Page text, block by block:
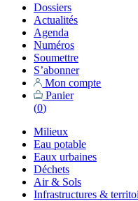
Dossiers
Actualités
Agenda
Numéros
Soumettre
S’abonner
Mon compte
Panier
(0)
Milieux
Eau potable
Eaux urbaines
Déchets
Air & Sols
Infrastructures &